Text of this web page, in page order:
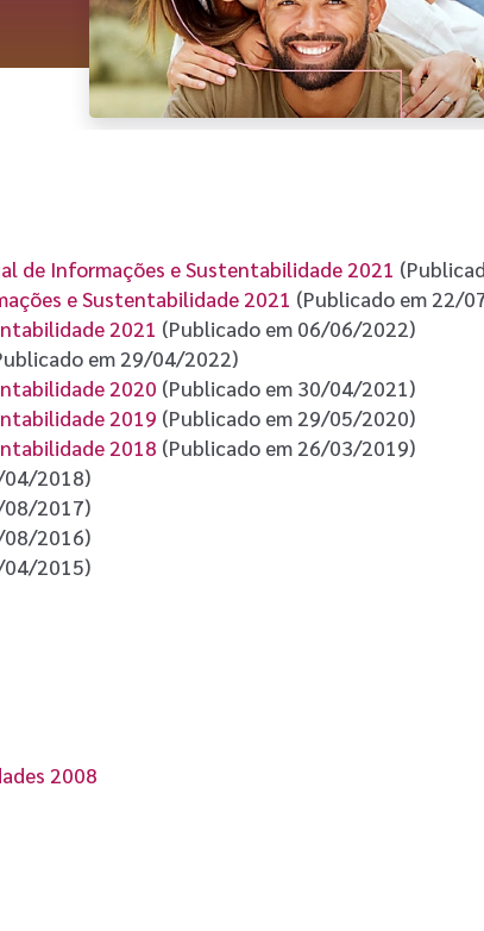
de Informações e Sustentabilidade 2021
e Sustentabilidade 2021 (Publicado em 22/
2021 (Publicado em 06/06/2022)
em 29/04/2022)
2020 (Publicado em 30/04/2021)
2019 (Publicado em 29/05/2020)
2018 (Publicado em 26/03/2019)
04/2018)
08/2017)
08/2016)
2015)
2008